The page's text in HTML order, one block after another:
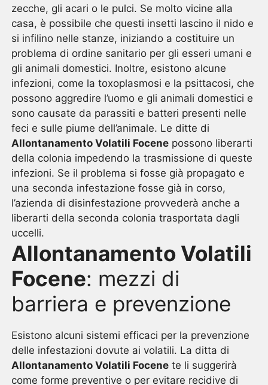
zecche, gli acari o le pulci. Se molto vicine alla
casa, è possibile che questi insetti lascino il nido e
si infilino nelle stanze, iniziando a costituire un
problema di ordine sanitario per gli esseri umani e
gli animali domestici. Inoltre, esistono alcune
infezioni, come la toxoplasmosi e la psittacosi, che
possono aggredire l’uomo e gli animali domestici e
sono causate da parassiti e batteri presenti nelle
feci e sulle piume dell’animale. Le ditte di
Allontanamento Volatili Focene possono liberarti
della colonia impedendo la trasmissione di queste
infezioni. Se il problema si fosse già propagato e
una seconda infestazione fosse già in corso,
l’azienda di disinfestazione provvederà anche a
liberarti della seconda colonia trasportata dagli
uccelli.
Allontanamento Volatili
Focene: mezzi di
barriera e prevenzione
Esistono alcuni sistemi efficaci per la prevenzione
delle infestazioni dovute ai volatili. La ditta di
Allontanamento Volatili Focene te li suggerirà
come forme preventive o per evitare recidive di